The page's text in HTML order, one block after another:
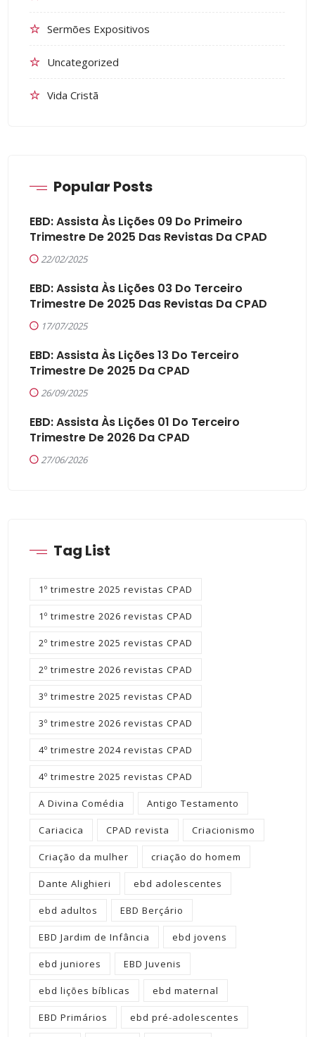
Sermões Expositivos
Uncategorized
Vida Cristã
Popular Posts
EBD: Assista Às Lições 09 Do Primeiro
Trimestre De 2025 Das Revistas Da CPAD
22/02/2025
EBD: Assista Às Lições 03 Do Terceiro
Trimestre De 2025 Das Revistas Da CPAD
17/07/2025
EBD: Assista Às Lições 13 Do Terceiro
Trimestre De 2025 Da CPAD
26/09/2025
EBD: Assista Às Lições 01 Do Terceiro
Trimestre De 2026 Da CPAD
27/06/2026
Tag List
1º trimestre 2025 revistas CPAD
1º trimestre 2026 revistas CPAD
2º trimestre 2025 revistas CPAD
2º trimestre 2026 revistas CPAD
3º trimestre 2025 revistas CPAD
3º trimestre 2026 revistas CPAD
4º trimestre 2024 revistas CPAD
4º trimestre 2025 revistas CPAD
A Divina Comédia Antigo Testamento
Cariacica CPAD revista Criacionismo
Criação da mulher criação do homem
Dante Alighieri ebd adolescentes
ebd adultos EBD Berçário
EBD Jardim de Infância ebd jovens
ebd juniores EBD Juvenis
ebd lições bíblicas ebd maternal
EBD Primários ebd pré-adolescentes